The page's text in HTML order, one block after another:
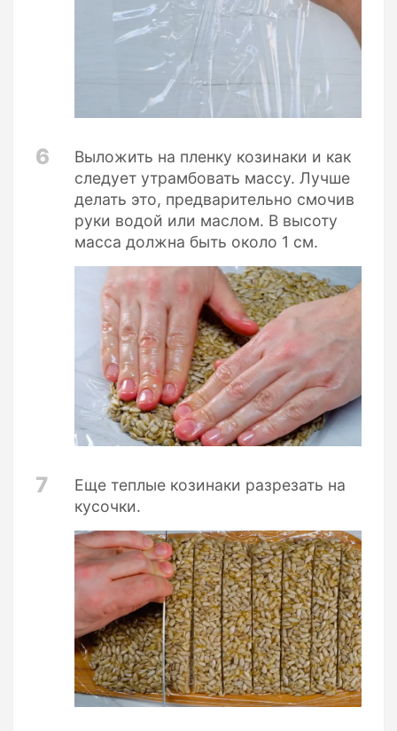
6
Выложить на пленку козинаки и как
следует утрамбовать массу. Лучше
делать это, предварительно смочив
руки водой или маслом. В высоту
масса должна быть около 1 см.
7
Еще теплые козинаки разрезать на
кусочки.